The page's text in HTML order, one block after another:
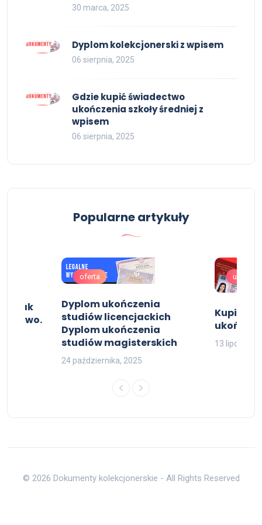
30 marca, 2025
Dyplom kolekcjonerski z wpisem
06 sierpnia, 2025
Gdzie kupić świadectwo
ukończenia szkoły średniej z
wpisem
06 sierpnia, 2025
Popularne artykuły
, Jak
lewo.
oferta
Dyplom ukończenia
studiów licencjackich
Dyplom ukończenia
studiów magisterskich
24 października, 2025
uslugi
Kupię
13 lipca,
© 2026 Dokumenty kolekcjonerskie - All Rights Reserved